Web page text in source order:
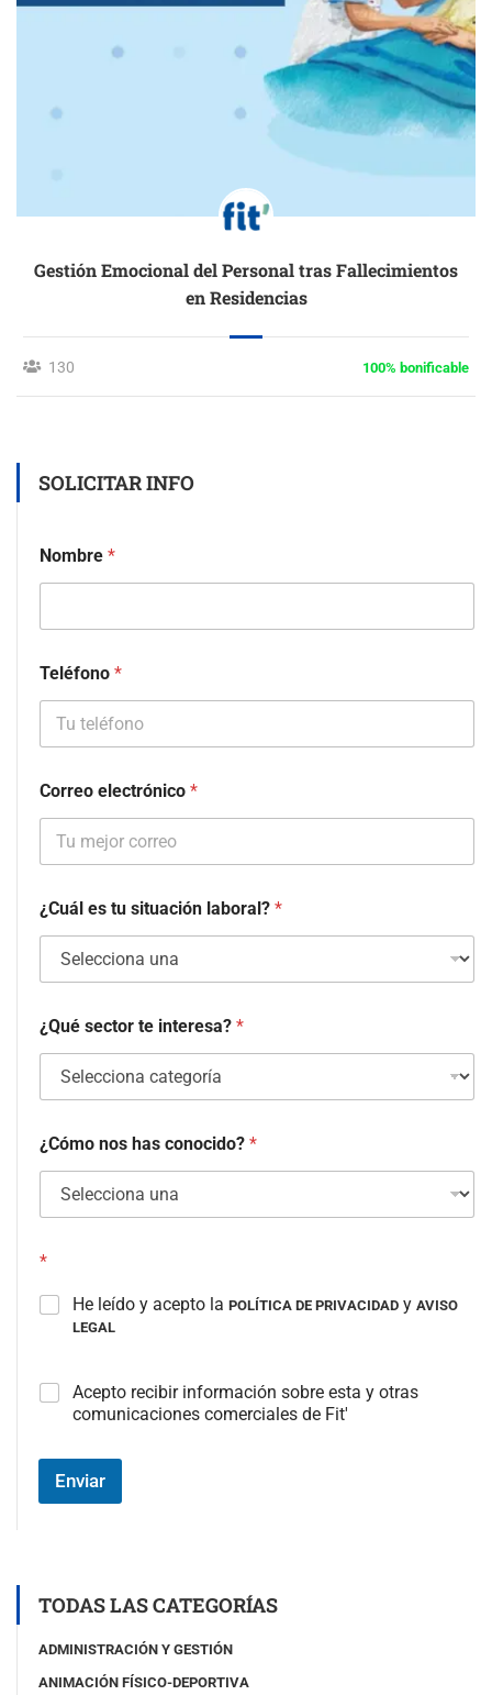
Gestión Emocional del Personal tras Fallecimientos
en Residencias
130 100% bonificable
SOLICITAR INFO
Nombre *
Teléfono *
Correo electrónico *
¿Cuál es tu situación laboral? *
¿Qué sector te interesa? *
¿Cómo nos has conocido? *
*
He leído y acepto la POLÍTICA DE PRIVACIDAD y AVISO
LEGAL
C
a
3
p
i
)
Acepto recibir información sobre esta y otras
comunicaciones comerciales de Fit'
Enviar
TODAS LAS CATEGORÍAS
ADMINISTRACIÓN Y GESTIÓN
ANIMACIÓN FÍSICO-DEPORTIVA